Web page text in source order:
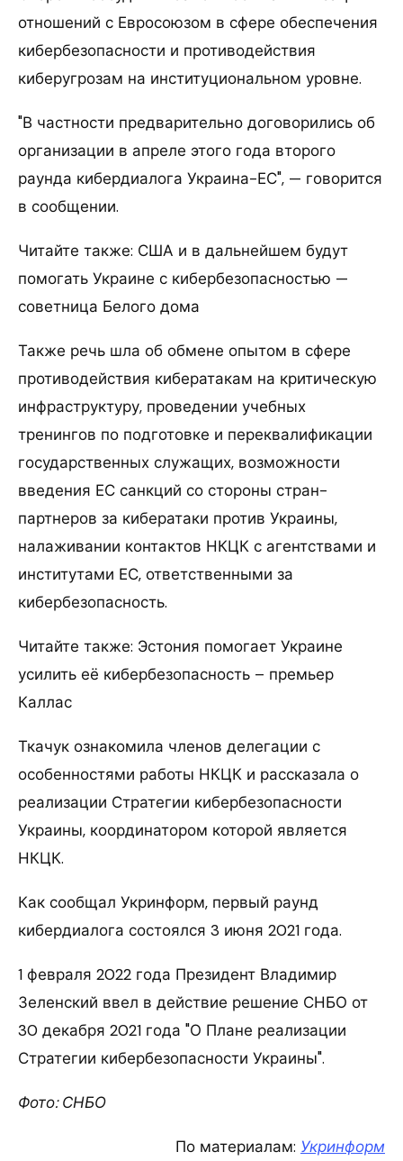
отношений с Евросоюзом в сфере обеспечения
кибербезопасности и противодействия
киберугрозам на институциональном уровне.
"В частности предварительно договорились об
организации в апреле этого года второго
раунда кибердиалога Украина-ЕС", — говорится
в сообщении.
Читайте также: США и в дальнейшем будут
помогать Украине с кибербезопасностью —
советница Белого дома
Также речь шла об обмене опытом в сфере
противодействия кибератакам на критическую
инфраструктуру, проведении учебных
тренингов по подготовке и переквалификации
государственных служащих, возможности
введения ЕС санкций со стороны стран-
партнеров за кибератаки против Украины,
налаживании контактов НКЦК с агентствами и
институтами ЕС, ответственными за
кибербезопасность.
Читайте также: Эстония помогает Украине
усилить её кибербезопасность – премьер
Каллас
Ткачук ознакомила членов делегации с
особенностями работы НКЦК и рассказала о
реализации Стратегии кибербезопасности
Украины, координатором которой является
НКЦК.
Как сообщал Укринформ, первый раунд
кибердиалога состоялся 3 июня 2021 года.
1 февраля 2022 года Президент Владимир
Зеленский ввел в действие решение СНБО от
30 декабря 2021 года "О Плане реализации
Стратегии кибербезопасности Украины".
Фото: СНБО
По материалам: Укринформ